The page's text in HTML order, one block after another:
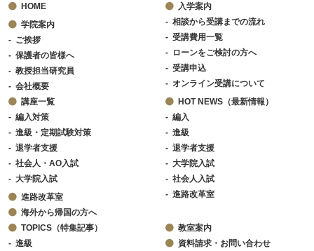
HOME
学院案内
ご挨拶
保護者の皆様へ
教授担当研究員
会社概要
入学案内
相談から受講までの流れ
受講費用一覧
ローンをご検討の方へ
受講申込
オンライン受講について
講座一覧
編入対策
進級・定期試験対策
退学者支援
社会人・AO入試
大学院入試
進路改革室
海外から帰国の方へ
HOT NEWS（最新情報）
編入
進級
退学者支援
大学院入試
社会人入試
進路改革室
TOPICS（特集記事）
進級
教室案内
資料請求・お問い合わせ